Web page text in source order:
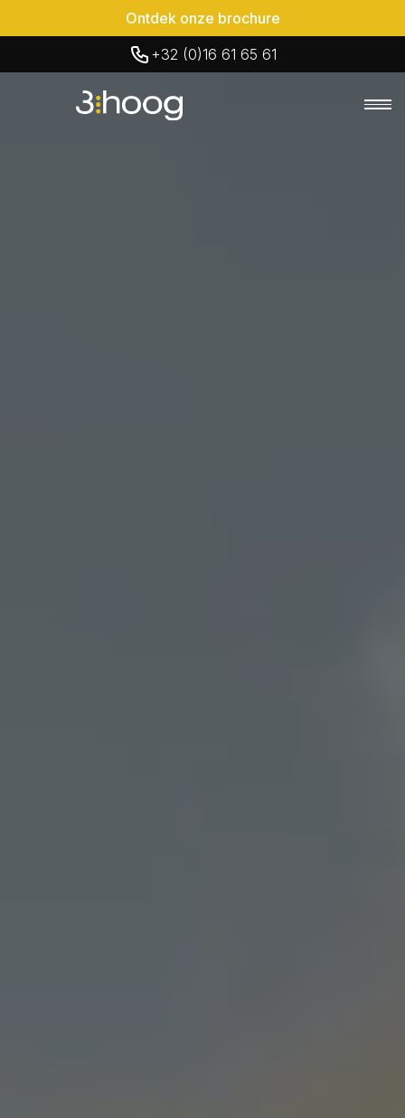
Ontdek onze brochure
+32 (0)16 61 65 61